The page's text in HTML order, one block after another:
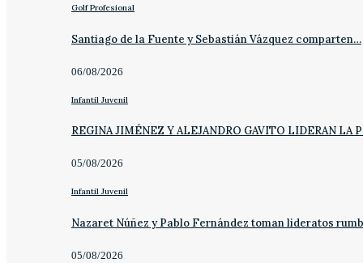
Golf Profesional
Santiago de la Fuente y Sebastián Vázquez comparten…
06/08/2026
Infantil Juvenil
REGINA JIMÉNEZ Y ALEJANDRO GAVITO LIDERAN LA
05/08/2026
Infantil Juvenil
Nazaret Núñez y Pablo Fernández toman lideratos
05/08/2026